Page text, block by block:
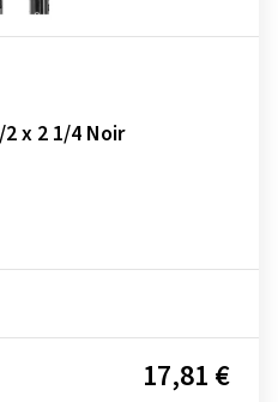
2 x 2 1/4 Noir
17,81 €